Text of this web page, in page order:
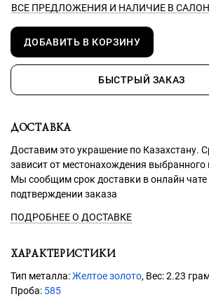
ВСЕ ПРЕДЛОЖЕНИЯ И НАЛИЧИЕ В
ДОБАВИТЬ В КОРЗИНУ
БЫСТРЫЙ ЗАКАЗ
ДОСТАВКА
Доставим это украшение по Казахстану.
зависит от местонахождения
Мы сообщим срок доставки в онлайн чате
подтверждении заказа
ПОДРОБНЕЕ О ДОСТАВКЕ
ХАРАКТЕРИСТИКИ
Тип металла:Желтое золото, Вес: 2.23
Проба: 585